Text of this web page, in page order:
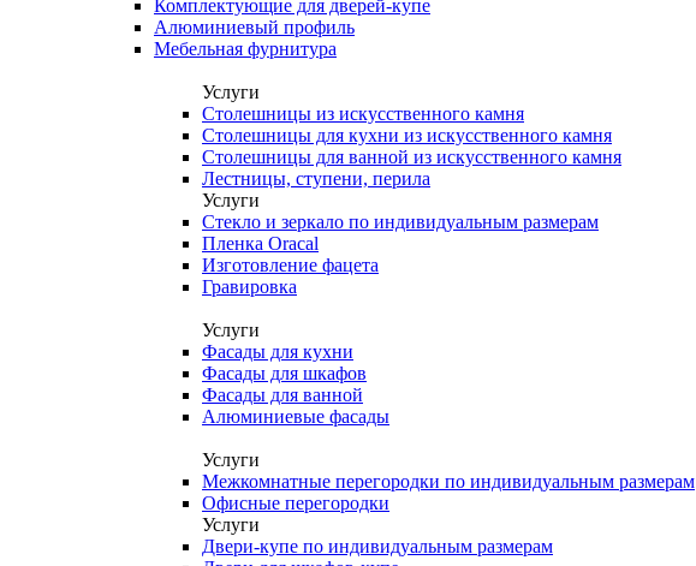
Комплектующие для дверей-купе
Алюминиевый профиль
Мебельная фурнитура
Услуги
Столешницы из искусственного камня
Столешницы для кухни из искусственного камня
Столешницы для ванной из искусственного камня
Лестницы, ступени, перила
Услуги
Стекло и зеркало по индивидуальным размерам
Пленка Oracal
Изготовление фацета
Гравировка
Услуги
Фасады для кухни
Фасады для шкафов
Фасады для ванной
Алюминиевые фасады
Услуги
Межкомнатные перегородки по индивидуальным размерам
Офисные перегородки
Услуги
Двери-купе по индивидуальным размерам